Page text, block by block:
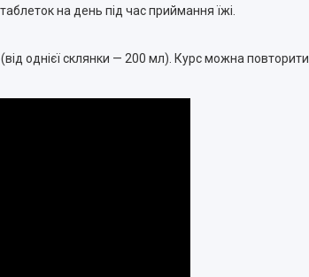
на день під час приймання їжі.
однієї склянки — 200 мл). Курс можна повторити.